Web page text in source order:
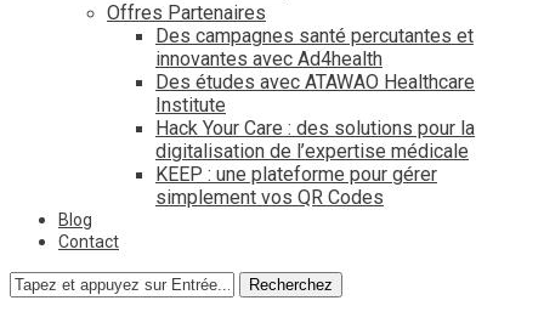
Offres Partenaires
Des campagnes santé percutantes et
innovantes avec Ad4health
Des études avec ATAWAO Healthcare
Institute
Hack Your Care : des solutions pour la
digitalisation de l’expertise médicale
KEEP : une plateforme pour gérer
simplement vos QR Codes
Blog
Contact
Recherchez